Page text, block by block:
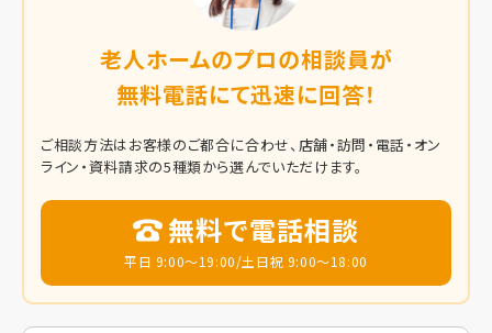
老人ホームのプロの相談員が
無料電話にて迅速に回答！
ご相談方法はお客様のご都合に合わせ、店舗・訪問・電話・オン
ライン・資料請求の5種類から選んでいただけます。
無料で電話相談
平日 9:00～19:00/土日祝 9:00～18:00